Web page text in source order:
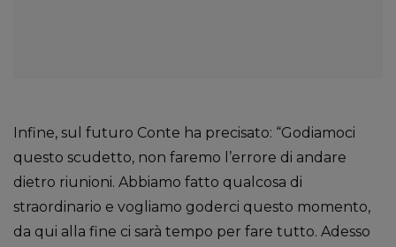
Infine, sul futuro Conte ha precisato: “Godiamoci
questo scudetto, non faremo l’errore di andare
dietro riunioni. Abbiamo fatto qualcosa di
straordinario e vogliamo goderci questo momento,
da qui alla fine ci sarà tempo per fare tutto. Adesso